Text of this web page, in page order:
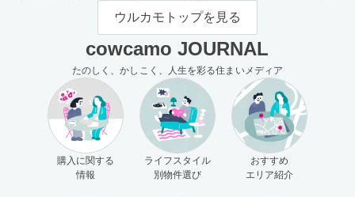
主さま向け）
ウルカモトップを見る
cowcamo JOURNAL
たのしく、かしこく、人生を彩る住まいメディア
購入に関する
情報
ライフスタイル
別物件選び
おすすめ
エリア紹介